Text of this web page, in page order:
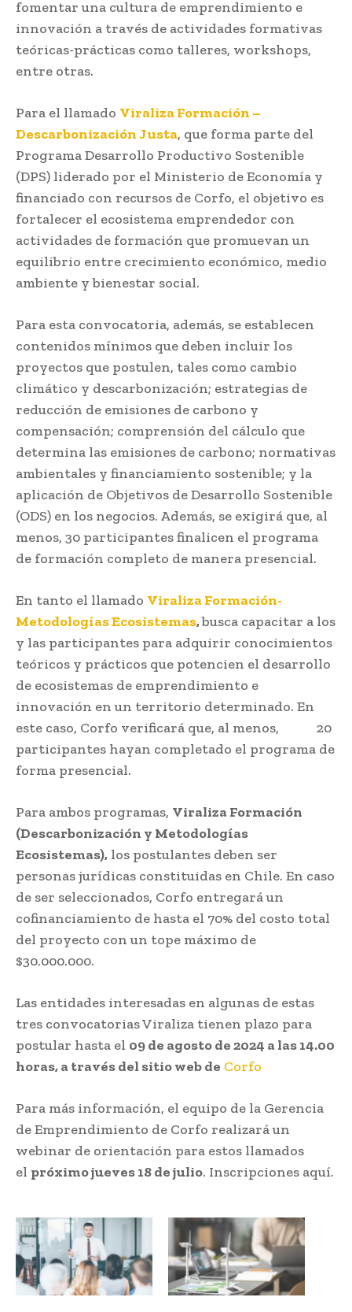
fomentar una cultura de emprendimiento e
innovación a través de actividades formativas
teóricas-prácticas como talleres, workshops,
entre otras.
Para el llamado Viraliza Formación –
Descarbonización Justa, que forma parte del
Programa Desarrollo Productivo Sostenible
(DPS) liderado por el Ministerio de Economía y
financiado con recursos de Corfo, el objetivo es
fortalecer el ecosistema emprendedor con
actividades de formación que promuevan un
equilibrio entre crecimiento económico, medio
ambiente y bienestar social.
Para esta convocatoria, además, se establecen
contenidos mínimos que deben incluir los
proyectos que postulen, tales como cambio
climático y descarbonización; estrategias de
reducción de emisiones de carbono y
compensación; comprensión del cálculo que
determina las emisiones de carbono; normativas
ambientales y financiamiento sostenible; y la
aplicación de Objetivos de Desarrollo Sostenible
(ODS) en los negocios. Además, se exigirá que, al
menos, 30 participantes finalicen el programa
de formación completo de manera presencial.
En tanto el llamado Viraliza Formación-
Metodologías Ecosistemas,busca capacitar a los
y las participantes para adquirir conocimientos
teóricos y prácticos que potencien el desarrollo
de ecosistemas de emprendimiento e
innovación en un territorio determinado. En
este caso, Corfo verificará que, al menos, 20
participantes hayan completado el programa de
forma presencial.
Para ambos programas, Viraliza Formación
(Descarbonización y Metodologías
Ecosistemas), los postulantes deben ser
personas jurídicas constituidas en Chile. En caso
de ser seleccionados, Corfo entregará un
cofinanciamiento de hasta el 70% del costo total
del proyecto con un tope máximo de
$30.000.000.
Las entidades interesadas en algunas de estas
tres convocatorias Viraliza tienen plazo para
postular hasta el 09 de agosto de 2024 a las 14.00
horas, a través del sitio web de Corfo
Para más información, el equipo de la Gerencia
de Emprendimiento de Corfo realizará un
webinar de orientación para estos llamados
el próximo jueves 18 de julio. Inscripciones aquí.